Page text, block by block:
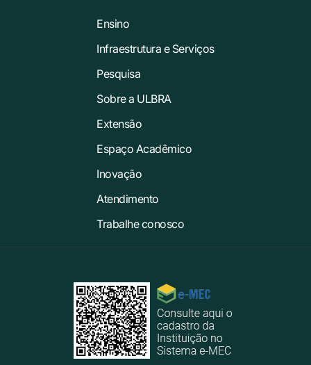
Ensino
Infraestrutura e Serviços
Pesquisa
Sobre a ULBRA
Extensão
Espaço Acadêmico
Inovação
Atendimento
Trabalhe conosco